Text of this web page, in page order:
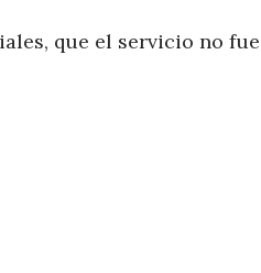
que el servicio no fue